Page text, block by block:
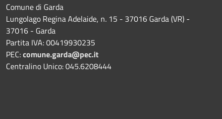
Comune di Garda
Lungolago Regina Adelaide, n. 15 - 37016 Garda (VR) -
37016 - Garda
Partita IVA: 00419930235
PEC:comune.garda@pec.it
Centralino Unico: 045.6208444